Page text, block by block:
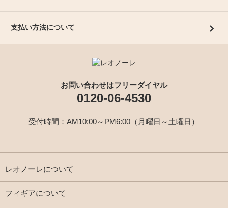
支払い方法について
お問い合わせはフリーダイヤル
0120-06-4530
受付時間：AM10:00～PM6:00（月曜日～土曜日）
レオノーレについて
フィギアについて